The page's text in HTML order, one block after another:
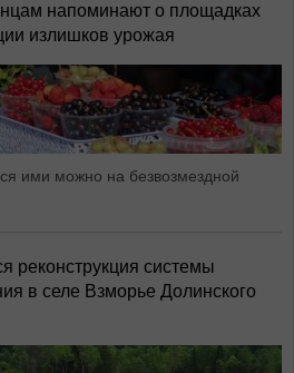
напоминают о площадках
излишков урожая
ими можно на безвозмездной
реконструкция системы
в селе Взморье Долинского